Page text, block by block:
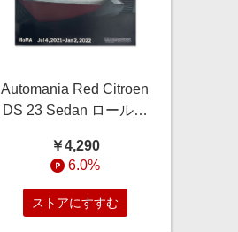
Automania Red Citroen
DS 23 Sedan ロールポ
紙レッド
￥4,290
6.0%
ストアにすすむ